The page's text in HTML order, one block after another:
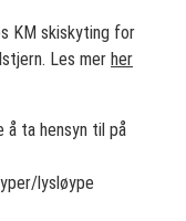
KM skiskyting for
Les mer her
ta hensyn til på
lysløype